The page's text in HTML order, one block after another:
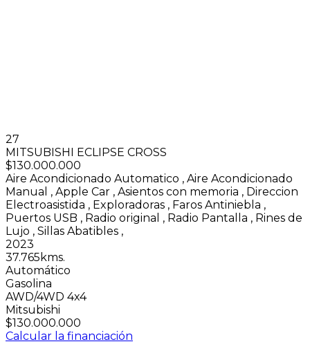
27
MITSUBISHI ECLIPSE CROSS
$130.000.000
Aire Acondicionado Automatico , Aire Acondicionado
Manual , Apple Car , Asientos con memoria , Direccion
Electroasistida , Exploradoras , Faros Antiniebla ,
Puertos USB , Radio original , Radio Pantalla , Rines de
Lujo , Sillas Abatibles ,
2023
37.765kms.
Automático
Gasolina
AWD/4WD 4x4
Mitsubishi
$130.000.000
Calcular la financiación